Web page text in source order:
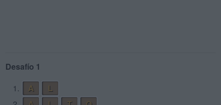
Desafío 1
1.
A
L